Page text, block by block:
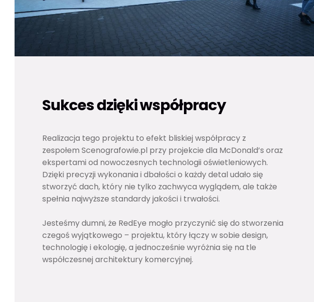
Sukces dzięki współpracy
Realizacja tego projektu to efekt bliskiej współpracy z
zespołem Scenografowie.pl przy projekcie dla McDonald’s oraz
ekspertami od nowoczesnych technologii oświetleniowych.
Dzięki precyzji wykonania i dbałości o każdy detal udało się
stworzyć dach, który nie tylko zachwyca wyglądem, ale także
spełnia najwyższe standardy jakości i trwałości.
Jesteśmy dumni, że RedEye mogło przyczynić się do stworzenia
czegoś wyjątkowego – projektu, który łączy w sobie design,
technologię i ekologię, a jednocześnie wyróżnia się na tle
współczesnej architektury komercyjnej.